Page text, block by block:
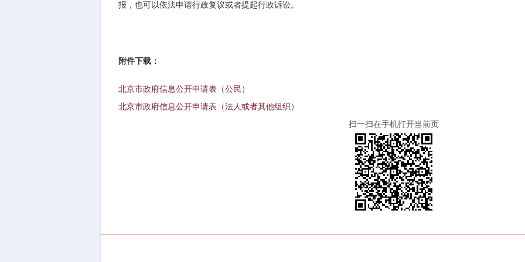
报，也可以依法申请行政复议或者提起行政诉讼。
附件下载：
北京市政府信息公开申请表（公民）
北京市政府信息公开申请表（法人或者其他组织）
扫一扫在手机打开当前页